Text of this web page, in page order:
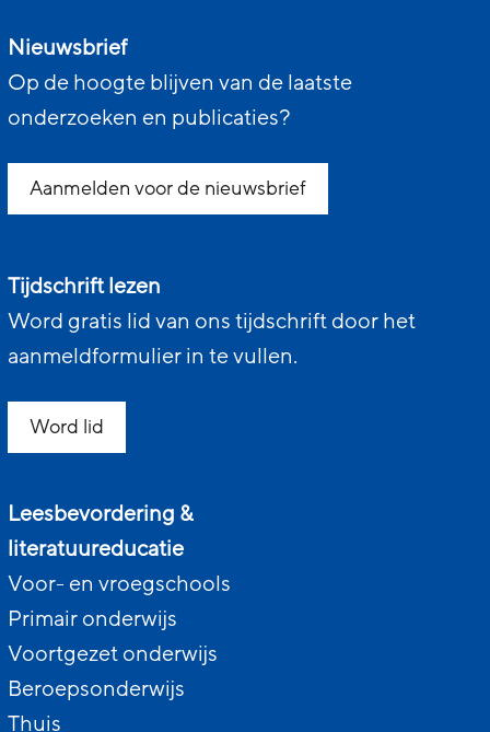
Nieuwsbrief
Op de hoogte blijven van de laatste
onderzoeken en publicaties?
Aanmelden voor de nieuwsbrief
Tijdschrift lezen
Word gratis lid van ons tijdschrift door het
aanmeldformulier in te vullen.
Word lid
Leesbevordering &
literatuureducatie
Voor- en vroegschools
Primair onderwijs
Voortgezet onderwijs
Beroepsonderwijs
Thuis